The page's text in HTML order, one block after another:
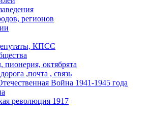
регионов
КПСС
пионерия, октябрята
,почта , связь
Война 1941-1945 года
революция 1917